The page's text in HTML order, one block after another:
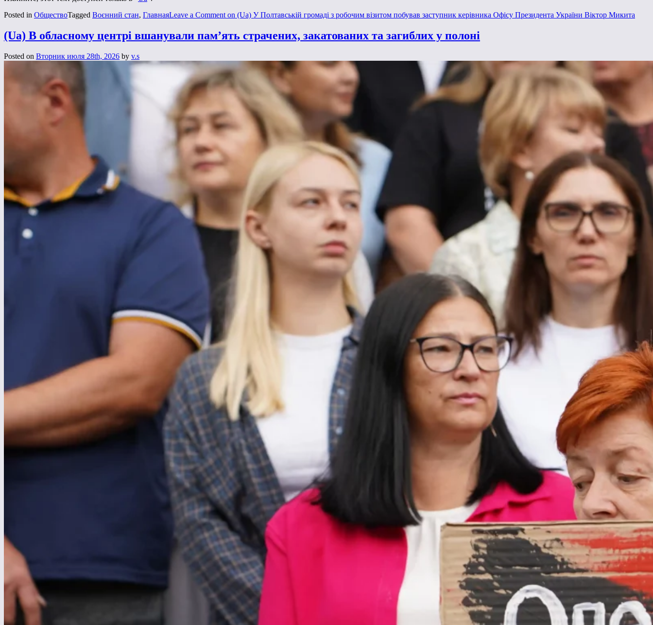
Posted in ОбществоTagged Воєнний стан, ГлавнаяLeave a Comment on (Ua) У Полтавській громаді з робочим візитом побував заступник керівника Офісу Президента України Віктор Микита
(Ua) В обласному центрі вшанували пам’ять страчених, закатованих та загиблих у полоні
Posted on Вторник июля 28th, 2026 by v.s